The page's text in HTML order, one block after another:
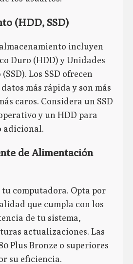
(HDD, SSD)
incluyen
Duro (HDD) y Unidades
Los SSD ofrecen
más rápida y son más
caros. Considera un SSD
y un HDD para
adicional.
de Alimentación
tu computadora. Opta por
que cumpla con los
de tu sistema,
actualizaciones. Las
Plus Bronze o superiores
su eficiencia.